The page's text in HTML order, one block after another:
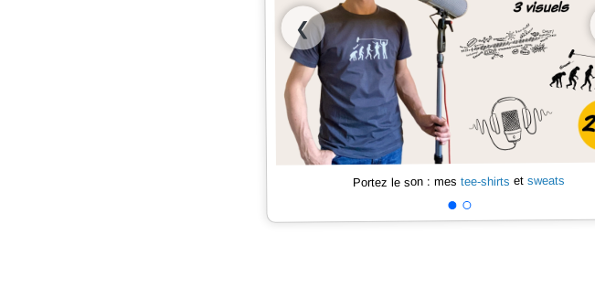
❮
Portez le son : mestee-shirts etsweats